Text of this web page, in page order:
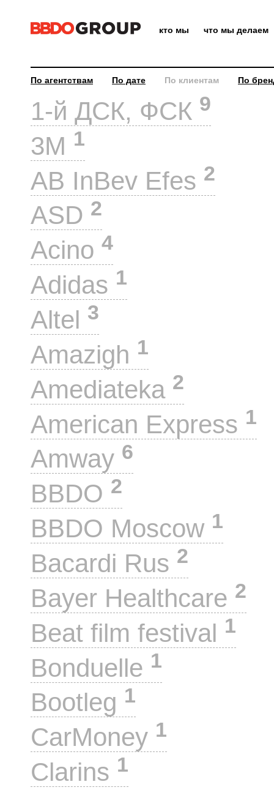
кто мы что мы делаем
По агентствам По дате По клиентам По
1-й ДСК, ФСК 9
3M 1
AB InBev Efes 2
ASD 2
Acino 4
Adidas 1
Altel 3
Amazigh 1
Amediateka 2
American Express 1
Amway 6
BBDO 2
BBDO Moscow 1
Bacardi Rus 2
Bayer Healthcare 2
Beat film festival 1
Bonduelle 1
Bootleg 1
CarMoney 1
Clarins 1